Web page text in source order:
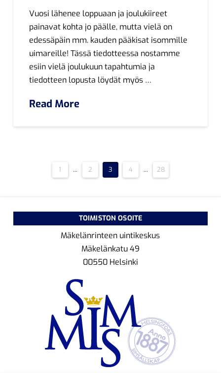
Vuosi lähenee loppuaan ja joulukiireet
painavat kohta jo päälle, mutta vielä on
edessäpäin mm. kauden pääkisat isommille
uimareille! Tässä tiedotteessa nostamme
esiin vielä joulukuun tapahtumia ja
tiedotteen lopusta löydät myös …
Read More
1 ... 2 3 4 ... 28
TOIMISTON OSOITE
Mäkelänrinteen uintikeskus
Mäkelänkatu 49
00550 Helsinki